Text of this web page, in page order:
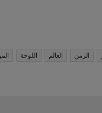
الزمن العالم اللوحة